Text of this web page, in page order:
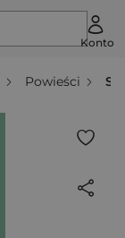
Konto
Powieści